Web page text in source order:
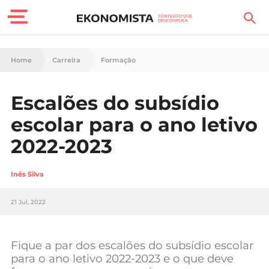
Finanças Pessoais
Carreira
Casa
Lifestyle
Sociedade
Negócios
Home Carreira Formação
Escalões do subsídio
escolar para o ano letivo
2022-2023
Inês Silva
21 Jul, 2022
Fique a par dos escalões do subsídio escolar
para o ano letivo 2022-2023 e o que deve